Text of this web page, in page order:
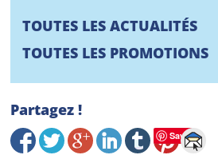
TOUTES LES ACTUALITÉS
TOUTES LES PROMOTIONS
Partagez !
Save